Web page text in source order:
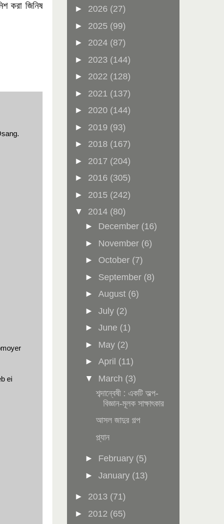
করা জিনিষ
ei
► 2026 (27)
► 2025 (99)
► 2024 (87)
► 2023 (144)
► 2022 (128)
► 2021 (137)
► 2020 (144)
► 2019 (93)
► 2018 (167)
► 2017 (204)
► 2016 (305)
► 2015 (242)
▼ 2014 (80)
► December (16)
► November (6)
► October (7)
► September (8)
►August (6)
►July (2)
►June (1)
► May (2)
►April (11)
▼ March (3)
শব্দান্বেষী : একটি অল্প-
বিজ্ঞান-মূলক সাক্ষাৎকার
আসল জাদুর গল্প
প্ল্যান
► February (5)
►January (13)
► 2013 (71)
► 2012 (65)